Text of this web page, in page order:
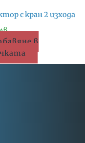
с кран 2 изхода
лв.
в